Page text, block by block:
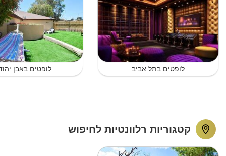
לופטים בתל אביב לופטים באבן
קטגוריות רלוונטיות לחיפוש